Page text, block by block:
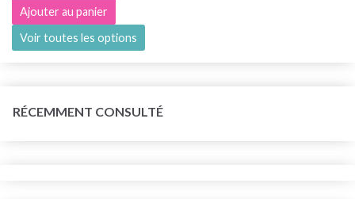
Ajouter au panier
Voir toutes les options
RÉCEMMENT CONSULTÉ